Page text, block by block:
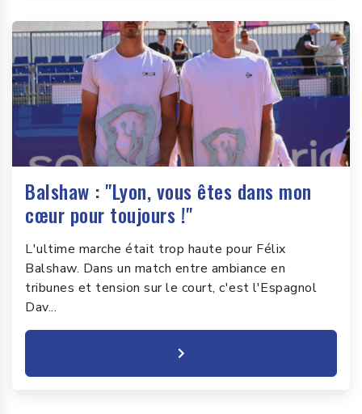
Balshaw : "Lyon, vous êtes dans mon
cœur pour toujours !"
L'ultime marche était trop haute pour Félix
Balshaw. Dans un match entre ambiance en
tribunes et tension sur le court, c'est l'Espagnol
Dav...